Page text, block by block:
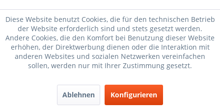
Blechbutton Pin Simson Pin Simson Pin Simson
S51 Pin Simson Pin Simson Blechbutton Pin
Simson Pin Simson SR2 Pin Simson Pin
Pin Simson Pin Simson KR50
Pin Simson Logo Pin Simson
Diese Website benutzt Cookies, die für den technischen Betrieb
der Website erforderlich sind und stets gesetzt werden.
Andere Cookies, die den Komfort bei Benutzung dieser Website
erhöhen, der Direktwerbung dienen oder die Interaktion mit
anderen Websites und sozialen Netzwerken vereinfachen
sollen, werden nur mit Ihrer Zustimmung gesetzt.
Ablehnen Konfigurieren